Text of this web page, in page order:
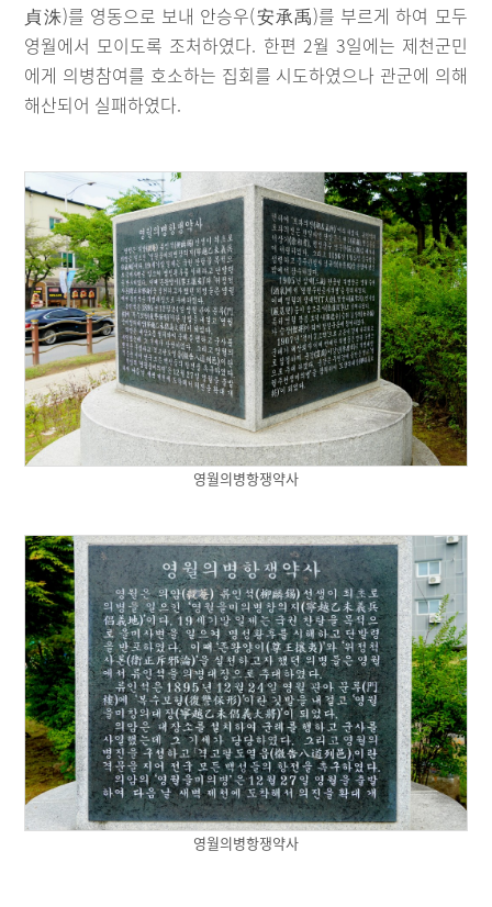
貞洙)를 영동으로 보내 안승우(安承禹)를 부르게 하여 모두
영월에서 모이도록 조처하였다. 한편 2월 3일에는 제천군민
에게 의병참여를 호소하는 집회를 시도하였으나 관군에 의해
해산되어 실패하였다.
영월의병항쟁약사
영월의병항쟁약사